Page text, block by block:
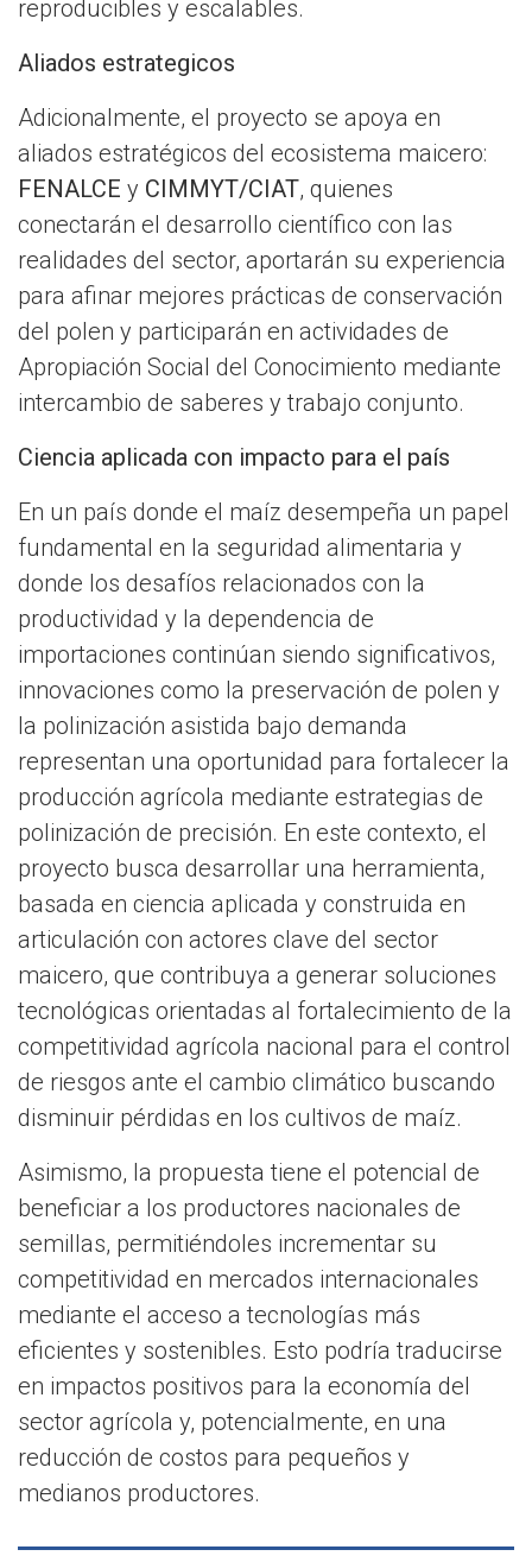
reproducibles y escalables.
Aliados estrategicos
Adicionalmente, el proyecto se apoya en
aliados estratégicos del ecosistema maicero:
FENALCE y CIMMYT/CIAT, quienes
conectarán el desarrollo científico con las
realidades del sector, aportarán su experiencia
para afinar mejores prácticas de conservación
del polen y participarán en actividades de
Apropiación Social del Conocimiento mediante
intercambio de saberes y trabajo conjunto.
Ciencia aplicada con impacto para el país
En un país donde el maíz desempeña un papel
fundamental en la seguridad alimentaria y
donde los desafíos relacionados con la
productividad y la dependencia de
importaciones continúan siendo significativos,
innovaciones como la preservación de polen y
la polinización asistida bajo demanda
representan una oportunidad para fortalecer la
producción agrícola mediante estrategias de
polinización de precisión. En este contexto, el
proyecto busca desarrollar una herramienta,
basada en ciencia aplicada y construida en
articulación con actores clave del sector
maicero, que contribuya a generar soluciones
tecnológicas orientadas al fortalecimiento de la
competitividad agrícola nacional para el control
de riesgos ante el cambio climático buscando
disminuir pérdidas en los cultivos de maíz.
Asimismo, la propuesta tiene el potencial de
beneficiar a los productores nacionales de
semillas, permitiéndoles incrementar su
competitividad en mercados internacionales
mediante el acceso a tecnologías más
eficientes y sostenibles. Esto podría traducirse
en impactos positivos para la economía del
sector agrícola y, potencialmente, en una
reducción de costos para pequeños y
medianos productores.